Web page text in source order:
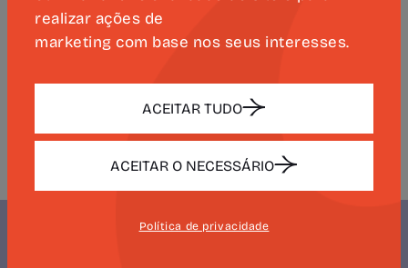
carácter académico, o “Acontece
Camões” procurou demonstrar como a
gerar novas leituras e formas de criação
no século XXI.
realizar ações de
marketing com base nos seus interesses.
ACEITAR TUDO
ACEITAR O NECESSÁRIO
Política de privacidade